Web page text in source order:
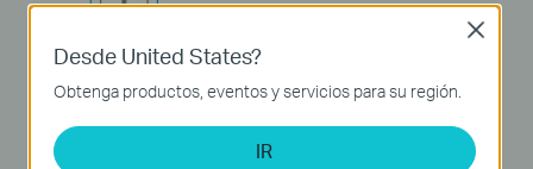
Desde United States?
Obtenga productos, eventos y servicios para su región.
IR
Close